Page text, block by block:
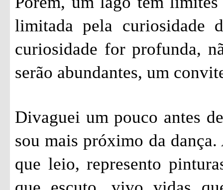
limitada pela curiosidade
curiosidade for profunda,
serão abundantes, um
Divaguei um pouco antes
sou mais próximo da
que leio, represento